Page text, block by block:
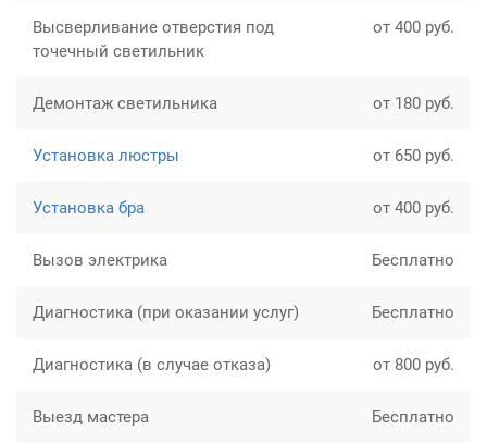
Высверливание отверстия под
точечный светильник
от 400 руб.
Демонтаж светильника от 180 руб.
Установка люстры от 650 руб.
Установка бра от 400 руб.
Вызов электрика Бесплатно
Диагностика (при оказании услуг) Бесплатно
Диагностика (в случае отказа) от 800 руб.
Выезд мастера Бесплатно